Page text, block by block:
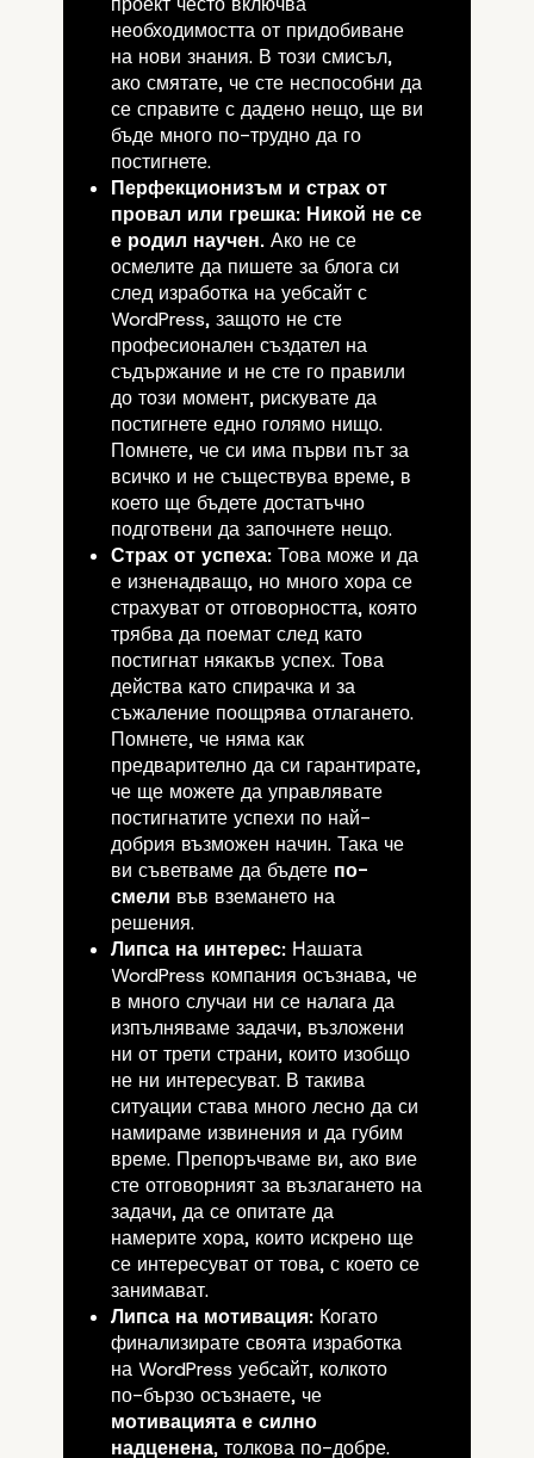
За чудовището,
„Отлагане“
необходимостта от придобиване
на нови знания. В този смисъл,
ако смятате, че сте неспособни да
се справите с дадено нещо, ще ви
бъде много по-трудно да го
постигнете.
Перфекционизъм и страх от
провал или грешка: Никой не се
е родил научен.Ако не се
осмелите да пишетеза блога си
след изработка на уебсайт с
WordPress, защото не сте
професионален създател на
съдържаниеи не сте го правили
до този момент, рискувате да
постигнете едно голямо нищо.
Помнете, че си има първи път за
всичко и не съществува време, в
което ще бъдете достатъчно
подготвени да започнете нещо.
Страх от успеха:Това може и да
е изненадващо, но много хора се
страхуват от отговорността, която
трябва да поемат след като
постигнат някакъв успех. Това
действа като спирачка и за
съжаление поощрява отлагането.
Помнете, че няма как
предварително да си гарантирате,
че ще можете да управлявате
постигнатите успехи по най-
добрия възможен начин. Така че
ви съветваме да бъдете по-
смели във вземането на
решения.
Липса на интерес:Нашата
WordPress компания осъзнава, че
в много случаи ни се налага да
изпълняваме задачи, възложени
ни от трети страни, които изобщо
не ни интересуват. В такива
ситуации става много лесно да си
намираме извинения и да губим
време. Препоръчваме ви, ако вие
сте отговорният за възлагането на
задачи, да се опитате да
намерите хора, които искрено ще
се интересуват от това, с което се
занимават.
Липса на мотивация:Когато
финализирате своята изработка
на WordPress уебсайт, колкото
по-бързо осъзнаете, че
мотивацията е силно
надценена, толкова по-добре.